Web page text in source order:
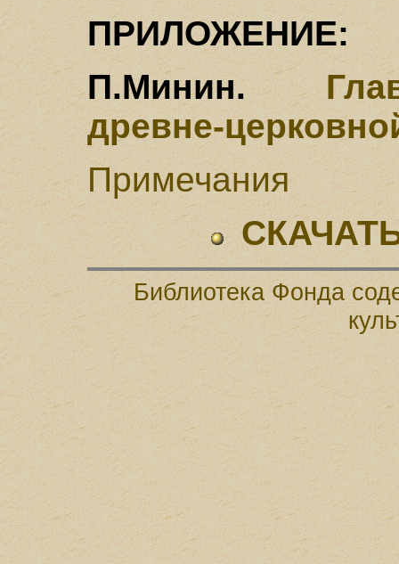
ПРИЛОЖЕНИЕ:
П.Минин.
древне-
Примечания
Библиотека Фонда